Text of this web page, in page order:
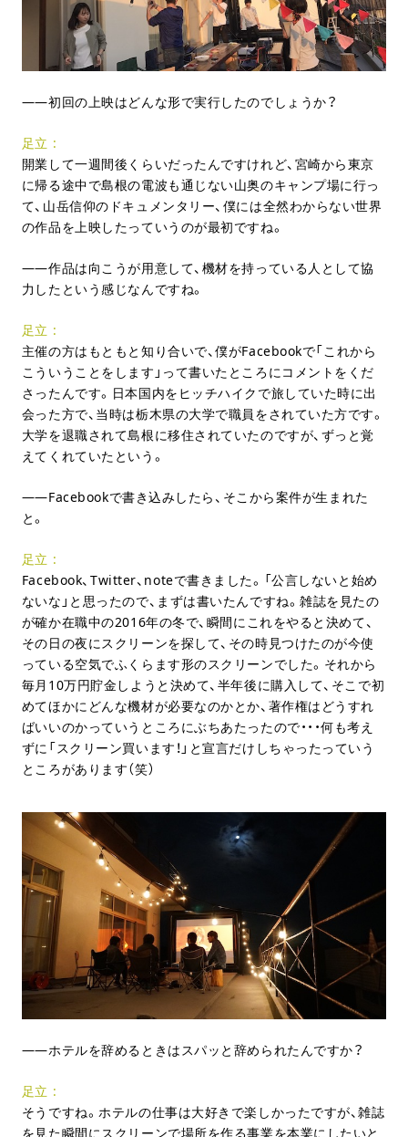
初回の上映はどんな形で実行したのでしょうか？
足立
開業して一週間後くらいだったんですけれど、宮崎から東京
に帰る途中で島根の電波も通じない山奥のキャンプ場に行っ
て、山岳信仰のドキュメンタリー、僕には全然わからない世界
の作品を上映したっていうのが最初ですね。
作品は向こうが用意して、機材を持っている人として協
力したという感じなんですね。
足立
主催の方はもともと知り合いで、僕がFacebookで「これから
こういうことをします」って書いたところにコメントをくだ
さったんです。日本国内をヒッチハイクで旅していた時に出
会った方で、当時は栃木県の大学で職員をされていた方です。
大学を退職されて島根に移住されていたのですが、ずっと覚
えてくれていたという。
Facebookで書き込みしたら、そこから案件が生まれた
と。
足立
Facebook、Twitter、noteで書きました。「公言しないと始め
ないな」と思ったので、まずは書いたんですね。雑誌を見たの
が確か在職中の2016年の冬で、瞬間にこれをやると決めて、
その日の夜にスクリーンを探して、その時見つけたのが今使
っている空気でふくらます形のスクリーンでした。それから
毎月10万円貯金しようと決めて、半年後に購入して、そこで初
めてほかにどんな機材が必要なのかとか、著作権はどうすれ
ばいいのかっていうところにぶちあたったので・・・何も考え
ずに「スクリーン買います！」と宣言だけしちゃったっていう
ところがあります（笑）
ホテルを辞めるときはスパッと辞められたんですか？
足立
そうですね。ホテルの仕事は大好きで楽しかったですが、雑誌
を見た瞬間にスクリーンで場所を作る事業を本業にしたいと